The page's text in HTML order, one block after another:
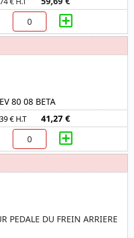
80 08 BETA
€ H.T 41,27 €
PEDALE DU FREIN ARRIERE